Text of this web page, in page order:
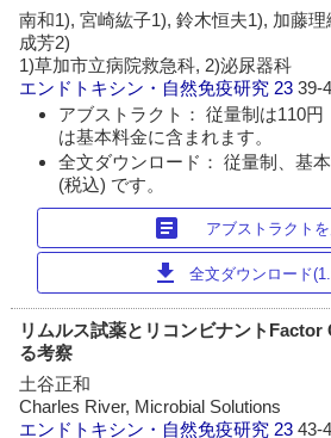
南和1), 宮崎紘子1), 鈴木恒夫1), 加藤
成芳2)
1)草加市立病院救急科, 2)泌尿器科
エンドトキシン・自然免疫研究 2339-
アブストラクト： 従量制は110円
は基本料金に含まれます。
全文ダウンロード： 従量制、基
(税込) です。
article アブストラクト
download 全文ダウンロード
リムルス試薬とリコンビナントFactor
る考察
土谷正和
Charles River, Microbial Solutions
エンドトキシン・自然免疫研究 2343-